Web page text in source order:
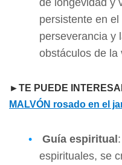
de longevidad y
persistente en el
perseverancia y
obstáculos de la
►TE PUEDE
MALVÓN rosado en el
Guía espiritual
espirituales, se